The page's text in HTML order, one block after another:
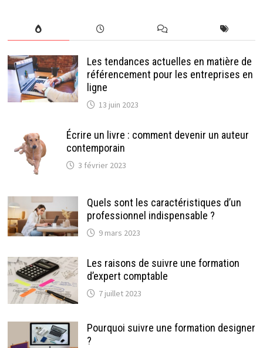
Les tendances actuelles en matière de
référencement pour les entreprises en
ligne
13 juin 2023
Écrire un livre : comment devenir un auteur
contemporain
3 février 2023
Quels sont les caractéristiques d’un
professionnel indispensable ?
9 mars 2023
Les raisons de suivre une formation
d’expert comptable
7 juillet 2023
Pourquoi suivre une formation designer
?